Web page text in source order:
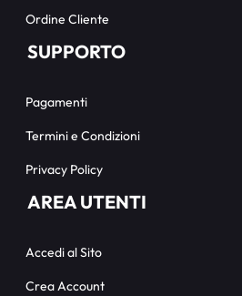
Ordine Cliente
SUPPORTO
Pagamenti
Termini e Condizioni
Privacy Policy
AREA UTENTI
Accedi al Sito
Crea Account